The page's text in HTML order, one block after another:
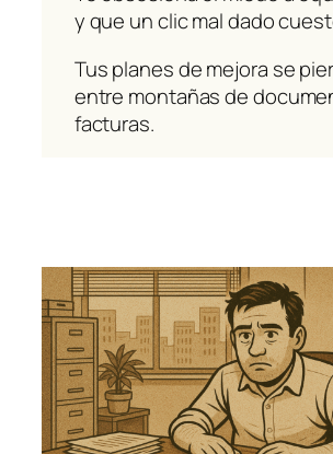
y que un clic mal dado
Tus planes de mejora se
entre montañas de
facturas.